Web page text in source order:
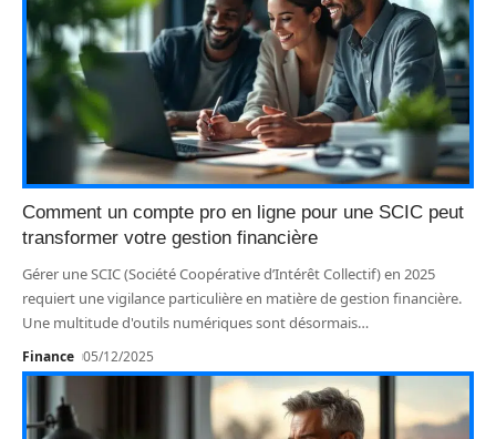
Comment un compte pro en ligne pour une SCIC peut
transformer votre gestion financière
Gérer une SCIC (Société Coopérative d’Intérêt Collectif) en 2025
requiert une vigilance particulière en matière de gestion financière.
Une multitude d'outils numériques sont désormais…
Finance 05/12/2025